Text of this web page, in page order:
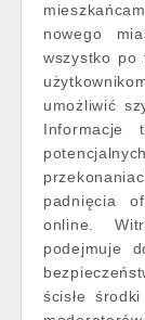
nowego
wszystko po
umożliwić
Informacje
padnięcia
online.
podejmuje
ścisłe